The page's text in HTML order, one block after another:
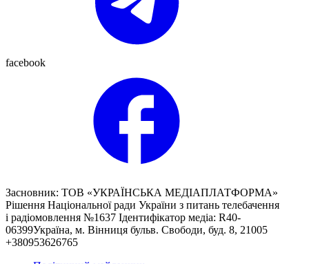
facebook
Засновник: ТОВ «УКРАЇНСЬКА МЕДІАПЛАТФОРМА»
Рішення Національної ради України з питань телебачення
і радіомовлення №1637 Ідентифікатор медіа: R40-
06399Україна, м. Вінниця бульв. Свободи, буд. 8, 21005
+380953626765